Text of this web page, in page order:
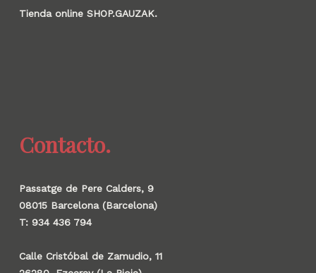
Tienda online SHOP.GAUZAK.
Contacto.
Passatge de Pere Calders, 9
08015 Barcelona (Barcelona)
T: 934 436 794
Calle Cristóbal de Zamudio, 11